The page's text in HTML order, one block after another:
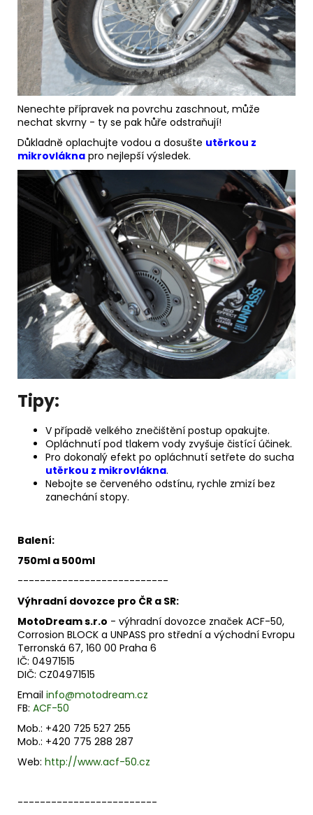
Nenechte přípravek na povrchu zaschnout, může
nechat skvrny - ty se pak hůře odstraňují!
Důkladně oplachujte vodou a dosušte utěrkou z
mikrovlákna pro nejlepší výsledek.
Tipy:
V případě velkého znečištění postup opakujte.
Opláchnutí pod tlakem vody zvyšuje čistící účinek.
Pro dokonalý efekt po opláchnutí setřete do sucha
utěrkou z mikrovlákna.
Nebojte se červeného odstínu, rychle zmizí bez
zanechání stopy.
Balení:
750ml a 500ml
---------------------------
Výhradní dovozce pro ČR a SR:
MotoDream s.r.o - výhradní dovozce značek ACF-50,
Corrosion BLOCK a UNPASS pro střední a východní Evropu
Terronská 67, 160 00 Praha 6
IČ: 04971515
DIČ: CZ04971515
Email info@motodream.cz
FB: ACF-50
Mob.: +420 725 527 255
Mob.: +420 775 288 287
Web: http://www.acf-50.cz
-------------------------